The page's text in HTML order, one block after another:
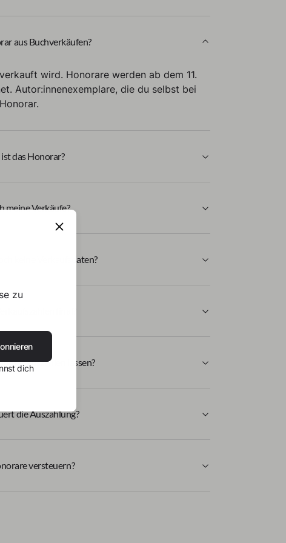
aus Buchverkäufen?
wird. Honorare werden ab dem 11.
Autor:innenexemplare, die du selbst bei
das Honorar?
meine Verkäufe?
keine Verkaufsdaten?
final?
auszahlen lassen?
die Auszahlung?
versteuern?
zu
dich